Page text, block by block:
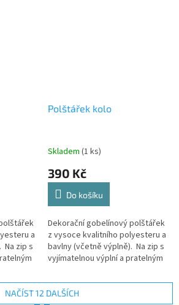
a
Na zip s
Polštářek kolo
Skladem (1 ks)
390 Kč
Do košíku
Dekorační gobelínový polštářek
z vysoce kvalitního polyesteru a
bavlny (včetně výplně). Na zip s
vyjímatelnou výplní a pratelným
NAČÍST 12 DALŠÍCH